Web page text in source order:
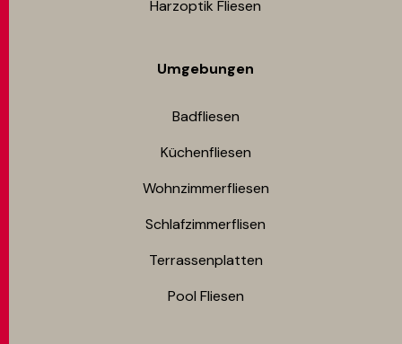
Harzoptik Fliesen
Umgebungen
Badfliesen
Küchenfliesen
Wohnzimmerfliesen
Schlafzimmerflisen
Terrassenplatten
Pool Fliesen